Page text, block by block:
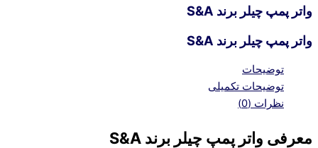
واتر پمپ چیلر برند S&A
واتر پمپ چیلر برند S&A
توضیحات
توضیحات تکمیلی
نظرات (0)
معرفی واتر پمپ چیلر برند S&A